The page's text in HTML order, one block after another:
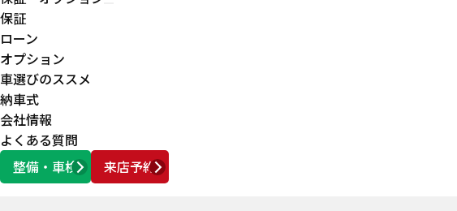
保証
ローン
オプション
車選びのススメ
納車式
会社情報
よくある質問
整備・車検
来店予約
営業時間 AM10:00 ～ PM6:00